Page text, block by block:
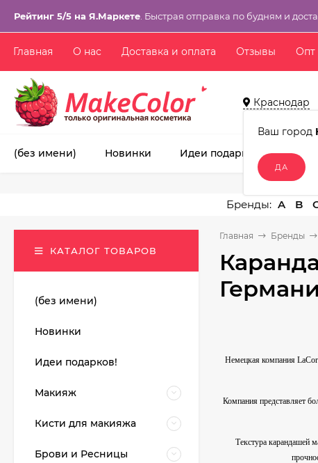
Рейтинг 5/5 на Я.Маркете . Быстрая отправка по будням и
Главная О нас Доставка и оплата Отзывы Опт
Краснодар
Ваш город
(без имени) Новинки Идеи подарков!
A B
Главная Бренды
Немецкая компания
Компания представляет
Текстура карандашей
КАТАЛОГ ТОВАРОВ
(без имени)
Новинки
Идеи подарков!
Макияж
Кисти для макияжа
Брови и Ресницы